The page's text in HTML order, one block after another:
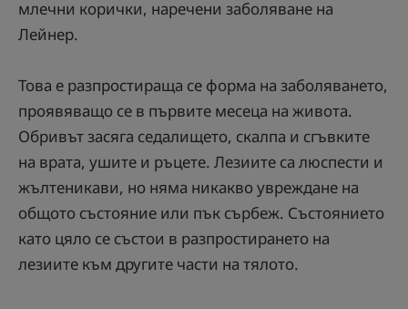
млечни корички, наречени заболяване на
Лейнер.
Това е разпростираща се форма на заболяването,
проявяващо се в първите месеца на живота.
Обривът засяга седалището, скалпа и сгъвките
на врата, ушите и ръцете. Лезиите са люспести и
жълтеникави, но няма никакво увреждане на
общото състояние или пък сърбеж. Състоянието
като цяло се състои в разпростирането на
лезиите към другите части на тялото.